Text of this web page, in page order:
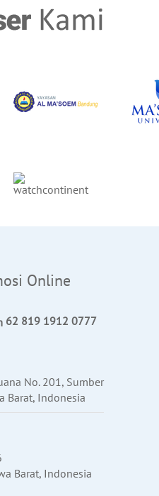
Online
62 819 1912 0777
No. 201, Sumber
Barat, Indonesia
Barat, Indonesia